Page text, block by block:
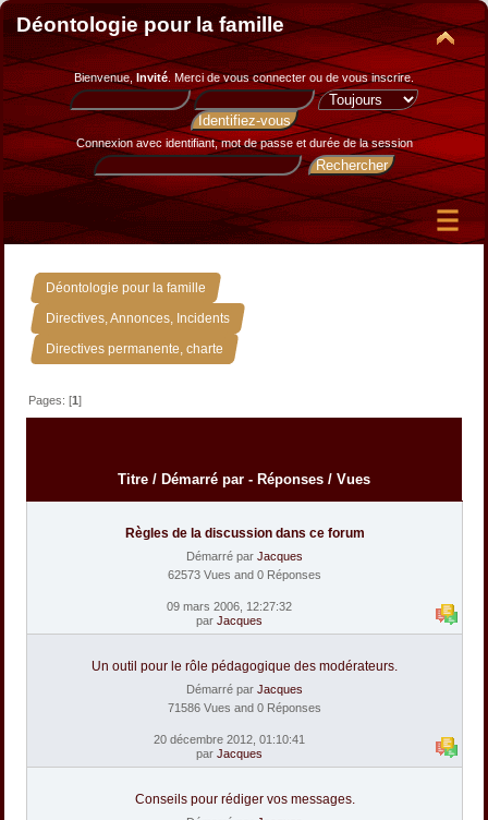
Déontologie pour la famille
Bienvenue, Invité. Merci devous connecter ou de vous inscrire.
Connexion avec identifiant, mot de passe et durée de la session
Déontologie pour la famille »
Directives, Annonces, Incidents »
Directives permanente, charte
Pages: [1]
Titre / Démarré par - Réponses / Vues
Règles de la discussion dans ce forum
Démarré par Jacques
62573 Vues and 0 Réponses
09 mars 2006, 12:27:32
par Jacques
Un outil pour le rôle pédagogique des modérateurs.
Démarré par Jacques
71586 Vues and 0 Réponses
20 décembre 2012, 01:10:41
par Jacques
Conseils pour rédiger vos messages.